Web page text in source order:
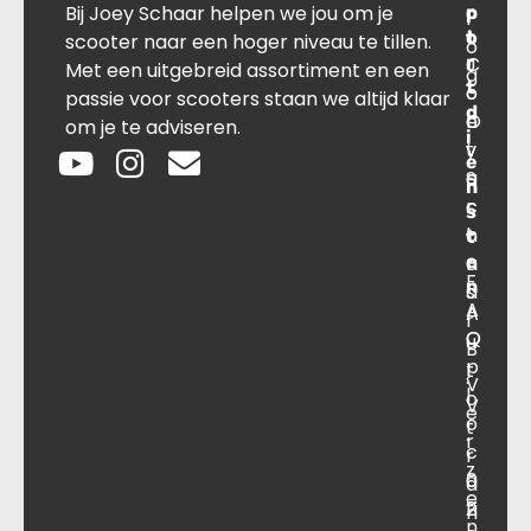
Bij Joey Schaar helpen we jou om je
scooter naar een hoger niveau te tillen.
Met een uitgebreid assortiment en een
passie voor scooters staan we altijd klaar
om je te adviseren.
p
o
r
t
d
i
e
n
s
t
e
n
A
u
t
o
t
r
a
n
l
o
g
O
v
e
r
o
n
s
O
p
l
o
c
a
ti
r
t
C
o
n
t
a
c
t
F
A
Q
V
e
r
z
e
c
t
J
o
e
y
S
c
h
a
a
r
B
.
V
.
0
2